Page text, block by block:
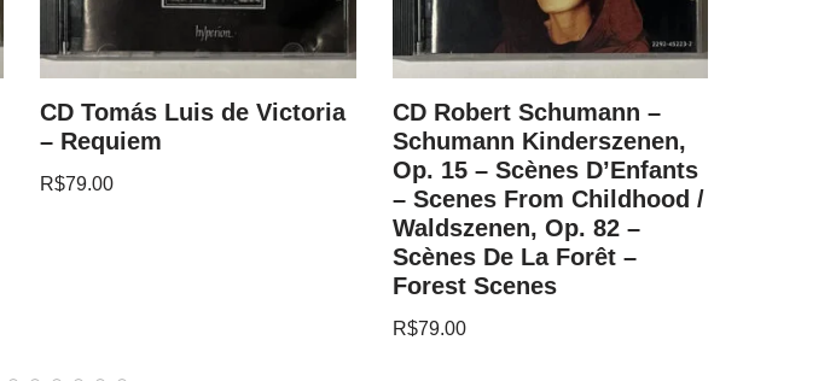
CD Tomás Luis de Victoria
– Requiem
R$79.00
CD Robert Schumann –
Schumann Kinderszenen,
Op. 15 – Scènes D’Enfants
– Scenes From Childhood /
Waldszenen, Op. 82 –
Scènes De La Forêt –
Forest Scenes
R$79.00